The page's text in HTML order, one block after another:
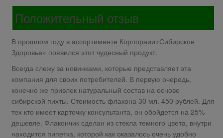
Положительный отзыв
В прошлом году в ассортименте Корпораии»Сибирское
Здоровье» появился этот чудесный продукт.
Всегда слежу за новинками, которые представляет эта
компания для своих потребителей. В первую очередь,
конечно же привлек натуральный состав на основе
сибирской пихты. Стоимость флакона 30 мл. 450 рублей. Для
тех кто имеет карточку консультанта, он обойдется на 25%
дешевле. Флакончик сделан из стекла темного цвета, внутри
находится пипетка, которой как оказалось очень удобно